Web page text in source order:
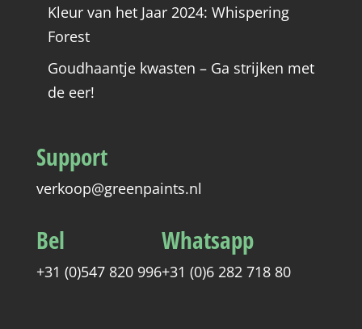
Kleur van het Jaar 2024: Whispering
Forest
Goudhaantje kwasten – Ga strijken met
de eer!
Support
verkoop@greenpaints.nl
Bel
+31 (0)547 820 996
Whatsapp
+31 (0)6 282 718 80